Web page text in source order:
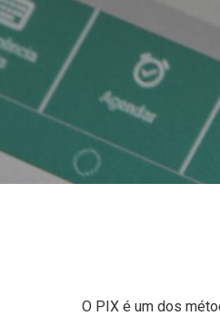
O PIX é um dos